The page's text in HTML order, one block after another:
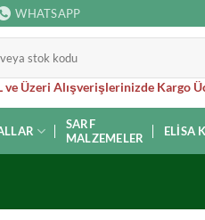
WHATSAPP
ve Üzeri Alışverişlerinizde Kargo
SARF
MALZEMELER
ELISA